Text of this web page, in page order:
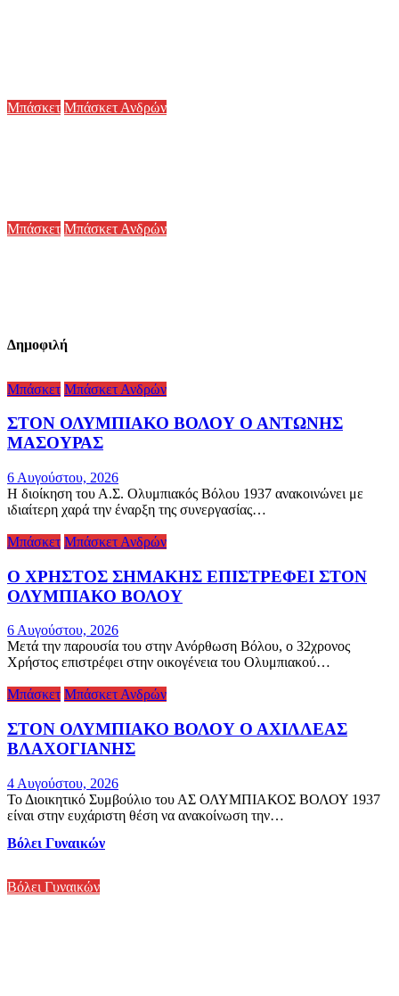
Μπάσκετ Μπάσκετ Ανδρών
Μπάσκετ Μπάσκετ Ανδρών
Δημοφιλή
Μπάσκετ Μπάσκετ Ανδρών
ΣΤΟΝ ΟΛΥΜΠΙΑΚΟ ΒΟΛΟΥ Ο ΑΝΤΩΝΗΣ
ΜΑΣΟΥΡΑΣ
6 Αυγούστου, 2026
Η διοίκηση του Α.Σ. Ολυμπιακός Βόλου 1937 ανακοινώνει με
ιδιαίτερη χαρά την έναρξη της συνεργασίας…
Μπάσκετ Μπάσκετ Ανδρών
Ο ΧΡΗΣΤΟΣ ΣΗΜΑΚΗΣ ΕΠΙΣΤΡΕΦΕΙ ΣΤΟΝ
ΟΛΥΜΠΙΑΚΟ ΒΟΛΟΥ
6 Αυγούστου, 2026
Μετά την παρουσία του στην Ανόρθωση Βόλου, ο 32χρονος
Χρήστος επιστρέφει στην οικογένεια του Ολυμπιακού…
Μπάσκετ Μπάσκετ Ανδρών
ΣΤΟΝ ΟΛΥΜΠΙΑΚΟ ΒΟΛΟΥ Ο ΑΧΙΛΛΕΑΣ
ΒΛΑΧΟΓΙΑΝΗΣ
4 Αυγούστου, 2026
Το Διοικητικό Συμβούλιο του ΑΣ ΟΛΥΜΠΙΑΚΟΣ ΒΟΛΟΥ 1937
είναι στην ευχάριστη θέση να ανακοίνωση την…
Βόλει Γυναικών
Βόλει Γυναικών